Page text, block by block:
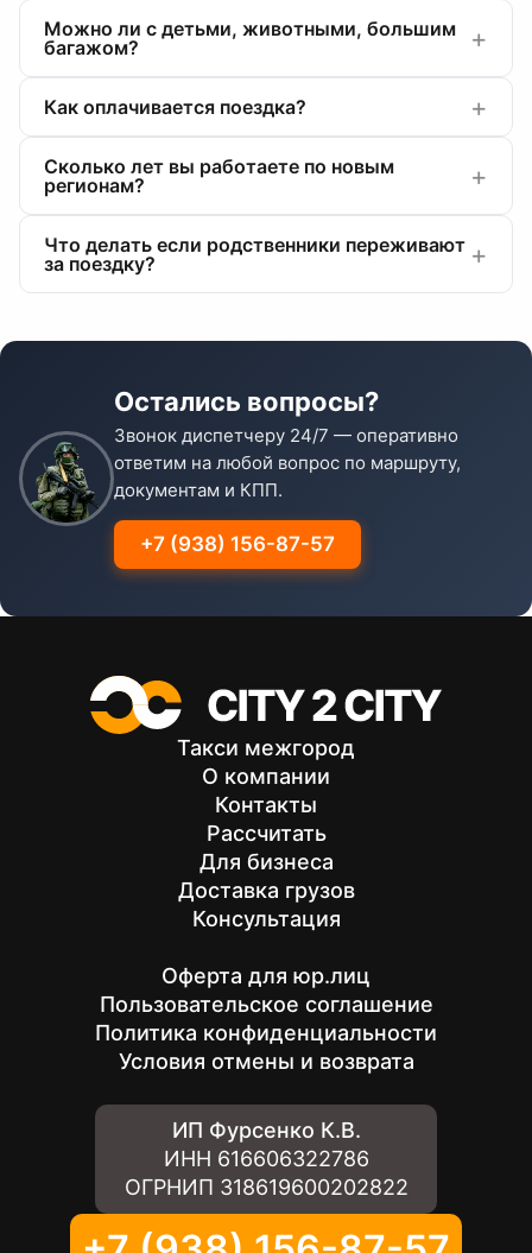
Можно ли с детьми, животными, большим
багажом?
Как оплачивается поездка?
Сколько лет вы работаете по новым
регионам?
Что делать если родственники переживают
за поездку?
Остались вопросы?
Звонок диспетчеру 24/7 — оперативно
ответим на любой вопрос по маршруту,
документам и КПП.
+7 (938) 156-87-57
Такси межгород
О компании
Контакты
Рассчитать
Для бизнеса
Доставка грузов
Консультация
Оферта для юр.лиц
Пользовательское соглашение
Политика конфиденциальности
Условия отмены и возврата
ИП Фурсенко К.В.
ИНН 616606322786
ОГРНИП 318619600202822